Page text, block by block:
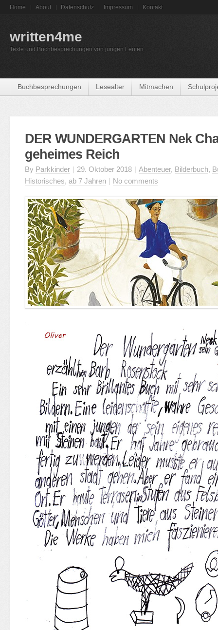
Home About Datenschutz Impressum Kontakt
written4me
Texte und Buchbesprechungen von jungen Leuten
Buchbesprechungen Lesealter Mitmachen
DER WUNDERGARTEN Nek
geheimes Reich
By Parkkinder | 29. Oktober 2018 | Abenteuer, Bilderbuch,
Historisches, ab 7 Jahren | No comments